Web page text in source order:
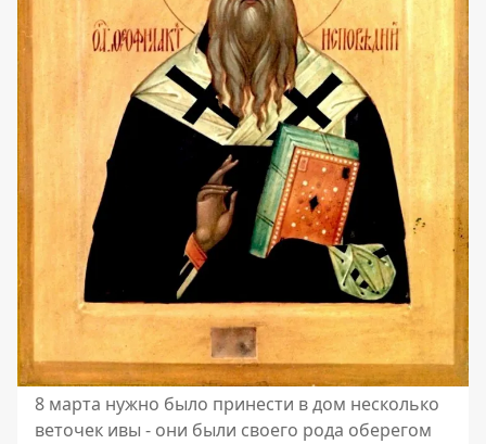
8 марта нужно было принести в дом несколько
веточек ивы - они были своего рода оберегом